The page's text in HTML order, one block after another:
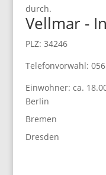
durch.
Vellmar -
PLZ: 34246
Telefonvorwahl:
Einwohner: ca.
Berlin
Bremen
Dresden